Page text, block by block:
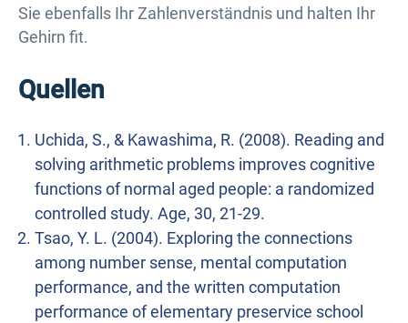
Sie ebenfalls Ihr Zahlenverständnis und halten Ihr
Gehirn fit.
Quellen
Uchida, S., & Kawashima, R. (2008). Reading and
solving arithmetic problems improves cognitive
functions of normal aged people: a randomized
controlled study. Age, 30, 21-29.
Tsao, Y. L. (2004). Exploring the connections
among number sense, mental computation
performance, and the written computation
performance of elementary preservice school